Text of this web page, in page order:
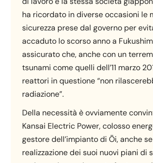
ha ricordato in diverse occasioni le
sicurezza prese dal governo per
accaduto lo scorso anno a
assicurato che, anche con un
tsunami come quelli dell’11 marzo
reattori in questione “non
radiazione”.
Della necessità è ovviamente
Kansai Electric Power, colosso
gestore dell’impianto di Ōi, anche
realizzazione dei suoi nuovi piani di